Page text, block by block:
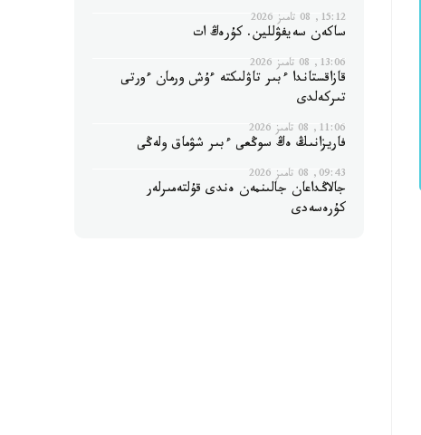
15:12, 08 تامىز 2026
ساكەن سەيفۋللين. كۇرەڭ ات
13:06, 08 تامىز 2026
قازاقستاندا ءبىر تاۋلىكتە ءۇش ورمان ءورتى
تىركەلدى
11:06, 08 تامىز 2026
فاريزانىڭ ەڭ سوڭعى ءبىر شۋماق ولەڭى
09:43, 08 تامىز 2026
جالاڭداعان جالىنمەن ەندى قۇلتەمىرلەر
كۇرەسەدى